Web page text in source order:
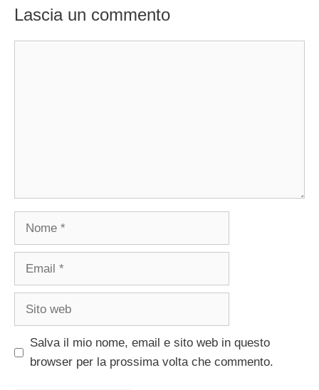
Lascia un commento
Nome
Email
Sito
Salva il mio nome, email e sito web in questo
browser per la prossima volta che commento.